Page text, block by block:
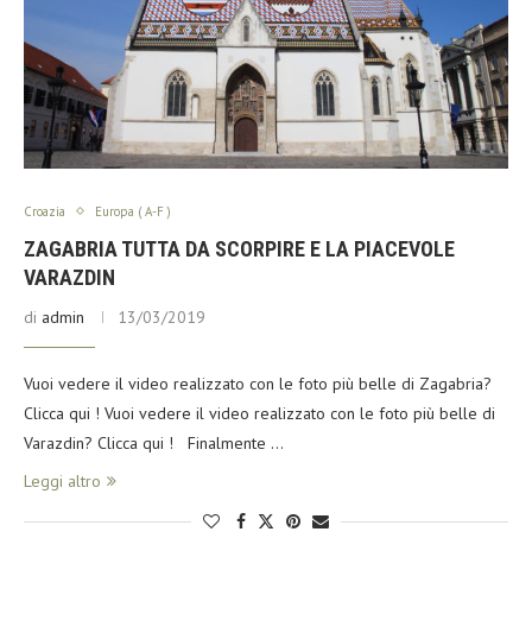
Croazia Europa ( A-F )
ZAGABRIA TUTTA DA SCORPIRE E LA PIACEVOLE
VARAZDIN
di admin 13/03/2019
Vuoi vedere il video realizzato con le foto più belle di Zagabria?
Clicca qui ! Vuoi vedere il video realizzato con le foto più belle di
Varazdin? Clicca qui ! Finalmente …
Leggi altro